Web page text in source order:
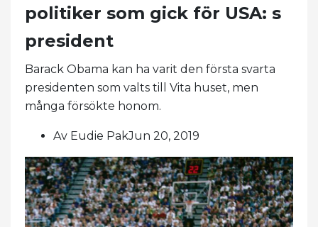
politiker som gick för USA: s
president
Barack Obama kan ha varit den första svarta
presidenten som valts till Vita huset, men
många försökte honom.
Av Eudie PakJun 20, 2019